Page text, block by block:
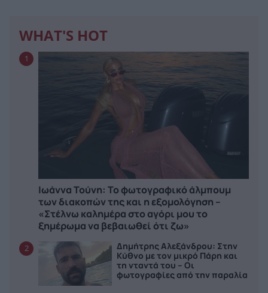
WHAT'S HOT
1
Ιωάννα Τούνη: Το φωτογραφικό άλμπουμ
των διακοπών της και η εξομολόγηση –
«Στέλνω καλημέρα στο αγόρι μου το
ξημέρωμα να βεβαιωθεί ότι ζω»
2
Δημήτρης Αλεξάνδρου: Στην
Κύθνο με τον μικρό Πάρη και
τη νταντά του – Οι
φωτογραφίες από την παραλία